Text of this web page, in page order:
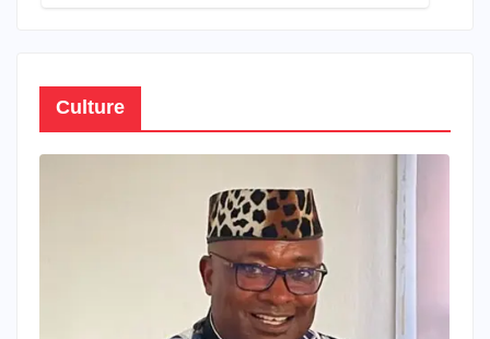
Culture